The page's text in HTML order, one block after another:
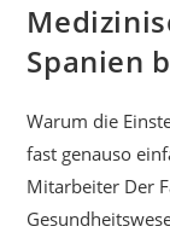
Spanien
Warum die
fast genauso
Mitarbeiter Der